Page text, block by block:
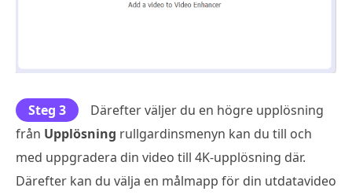
Steg 3
Därefter väljer du en högre upplösning
från Upplösning rullgardinsmenyn kan du till och
med uppgradera din video till 4K-upplösning där.
Därefter kan du välja en målmapp för din utdatavideo